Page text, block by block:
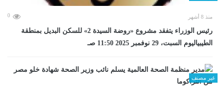
منذ 8 أشهر 0
رئيس الوزراء يتفقد مشروع «روضة السيدة 2» للسكن البديل بمنطقة
الطيبياليوم السبت، 29 نوفمبر 2025 11:50 صـ
غير مصنف